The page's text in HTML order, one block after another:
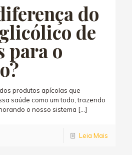
do
de
para o
produtos apícolas que
saúde como um todo, trazendo
o nosso sistema […]
Leia Mais